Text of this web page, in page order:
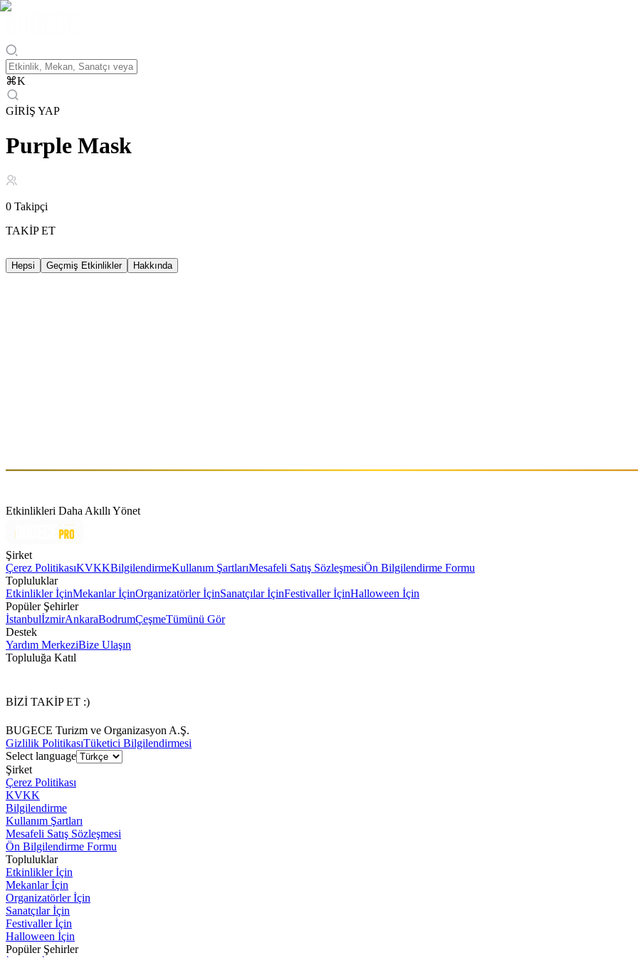
⌘K
GİRİŞ YAP
Purple Mask
0 Takipçi
TAKİP ET
Hepsi Geçmiş Etkinlikler Hakkında
Etkinlikleri Daha Akıllı Yönet
Şirket
Çerez PolitikasıKVKKBilgilendirmeKullanım ŞartlarıMesafeli Satış SözleşmesiÖn Bilgilendirme Formu
Topluluklar
Etkinlikler İçinMekanlar İçinOrganizatörler İçinSanatçılar İçinFestivaller İçinHalloween İçin
Popüler Şehirler
İstanbulİzmirAnkaraBodrumÇeşmeTümünü Gör
Destek
Yardım MerkeziBize Ulaşın
Topluluğa Katıl
BİZİ TAKİP ET :)
BUGECE Turizm ve Organizasyon A.Ş.
Gizlilik PolitikasıTüketici Bilgilendirmesi
Select language
Şirket
Çerez Politikası
KVKK
Bilgilendirme
Kullanım Şartları
Mesafeli Satış Sözleşmesi
Ön Bilgilendirme Formu
Topluluklar
Etkinlikler İçin
Mekanlar İçin
Organizatörler İçin
Sanatçılar İçin
Festivaller İçin
Halloween İçin
Popüler Şehirler